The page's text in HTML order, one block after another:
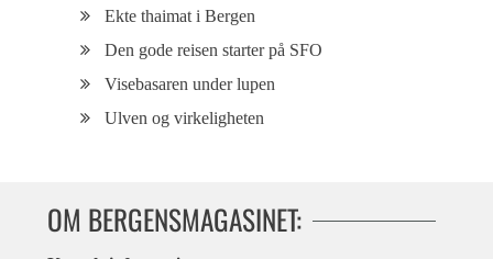
Ekte thaimat i Bergen
Den gode reisen starter på SFO
Visebasaren under lupen
Ulven og virkeligheten
OM BERGENSMAGASINET: